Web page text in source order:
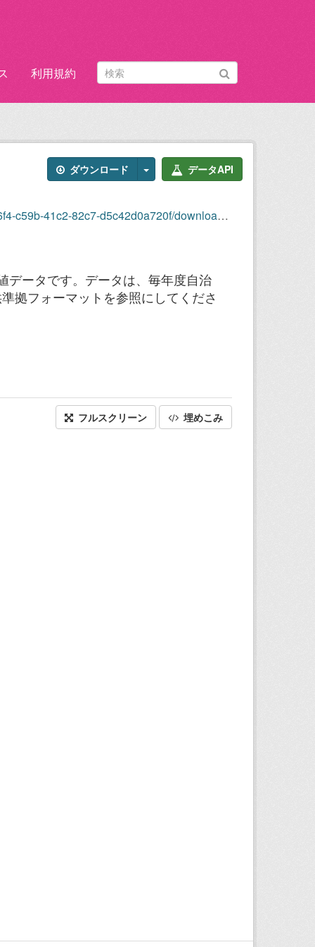
利用規約
ダウンロード データAPI
82c7-d5c42d0a720f/download/2023nox.xlsx
データです。データは、毎年度自治
拠フォーマットを参照にしてくださ
フルスクリーン 埋めこみ